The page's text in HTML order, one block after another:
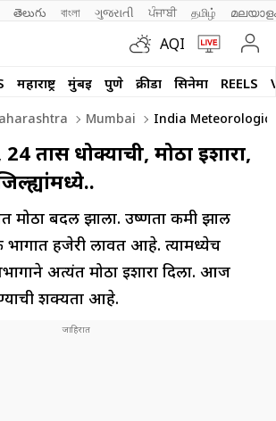
తెలుగు বাংলা ગુજરાતી ਪੰਜਾਬੀ தமிழ்
AQI
महाराष्ट्र मुंबई पुणे क्रीडा सिनेमा REELS
Mumbai India
24 तास धोक्याची, मोठा इशारा,
मोठा बदल झाला. उष्णता कमी झाली
हजेरी लावत आहे. त्यामध्येच
अत्यंत मोठा इशारा दिला. आज
शक्यता आहे.